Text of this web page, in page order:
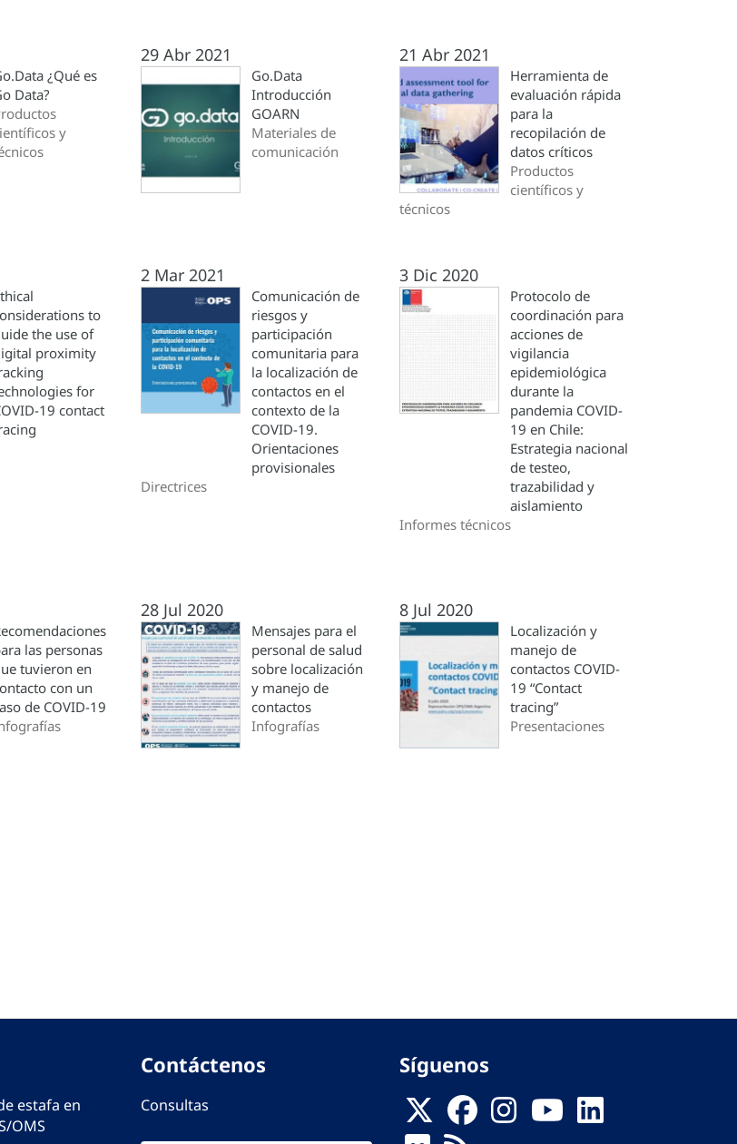
¿Qué es
Data?
y
29 Abr 2021
Go.Data
Introducción
GOARN
Materiales de
comunicación
21 Abr 2021
Herramienta de
evaluación rápida
para la
recopilación de
datos críticos
Productos
científicos y
técnicos
to
the use of
proximity
for
19 contact
2 Mar 2021
Comunicación de
riesgos y
participación
comunitaria para
la localización de
contactos en el
contexto de la
COVID-19.
Orientaciones
provisionales
Directrices
3 Dic 2020
Protocolo de
coordinación para
acciones de
vigilancia
epidemiológica
durante la
pandemia COVID-
19 en Chile:
Estrategia nacional
de testeo,
trazabilidad y
aislamiento
Informes técnicos
las personas
tuvieron en
con un
de COVID-19
28 Jul 2020
Mensajes para el
personal de salud
sobre localización
y manejo de
contactos
Infografías
8 Jul 2020
Localización y
manejo de
contactos COVID-
19 “Contact
tracing”
Presentaciones
estafa en
OMS
Contáctenos
Consultas
Síguenos